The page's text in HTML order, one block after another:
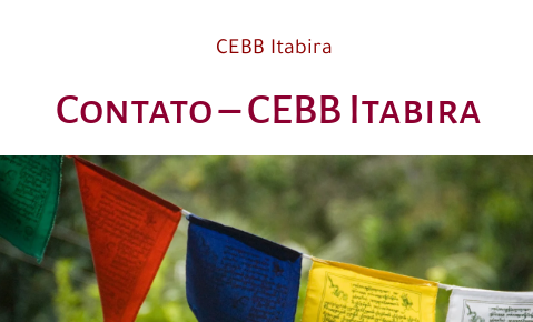
CEBB Itabira
Contato – CEBB Itabira